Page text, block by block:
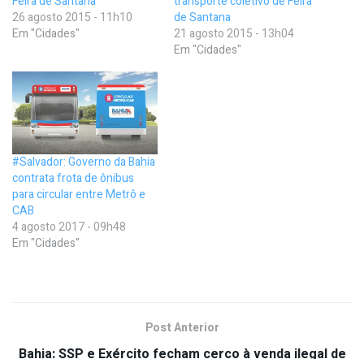
26 agosto 2015 - 11h10
Em "Cidades"
de Santana
21 agosto 2015 - 13h04
Em "Cidades"
#Salvador: Governo da Bahia
contrata frota de ônibus
para circular entre Metrô e
CAB
4 agosto 2017 - 09h48
Em "Cidades"
Post Anterior
Bahia: SSP e Exército fecham cerco à venda ilegal de